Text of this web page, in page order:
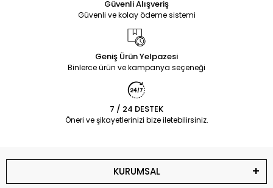
Güvenli Alışveriş
Güvenli ve kolay ödeme sistemi
Geniş Ürün Yelpazesi
Binlerce ürün ve kampanya seçeneği
7 / 24 DESTEK
Öneri ve şikayetlerinizi bize iletebilirsiniz.
KURUMSAL